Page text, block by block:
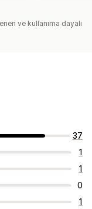
ve kullanıma dayalı
37
1
1
0
1